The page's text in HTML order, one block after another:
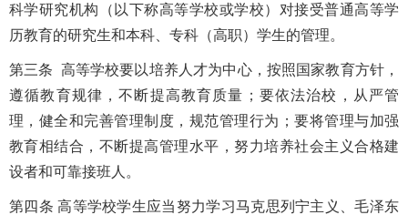
科学研究机构（以下称高等学校或学校）对接受普通高等学
历教育的研究生和本科、专科（高职）学生的管理。
第三条 高等学校要以培养人才为中心，按照国家教育方针，
遵循教育规律，不断提高教育质量；要依法治校，从严管
理，健全和完善管理制度，规范管理行为；要将管理与加强
教育相结合，不断提高管理水平，努力培养社会主义合格建
设者和可靠接班人。
第四条 高等学校学生应当努力学习马克思列宁主义、毛泽东